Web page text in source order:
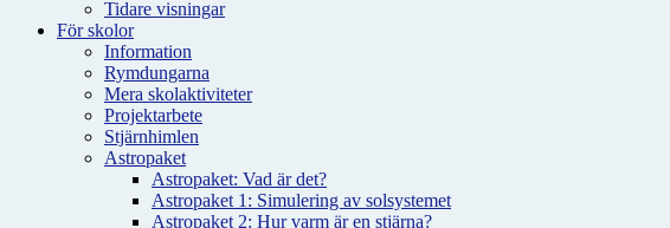
Tidare visningar
För skolor
Information
Rymdungarna
Mera skolaktiviteter
Projektarbete
Stjärnhimlen
Astropaket
Astropaket: Vad är det?
Astropaket 1: Simulering av solsystemet
Astropaket 2: Hur varm är en stjärna?